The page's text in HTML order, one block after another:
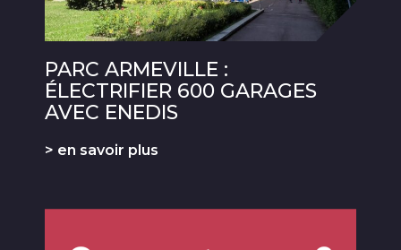
PARC ARMEVILLE :
ÉLECTRIFIER 600 GARAGES
AVEC ENEDIS
> en savoir plus